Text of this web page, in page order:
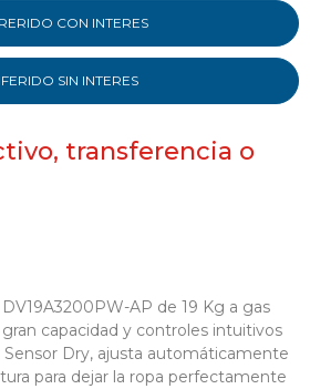
CON INTERES
SIN INTERES
transferencia o
AP de 19 Kg a gas
capacidad y controles intuitivos
Sensor Dry, ajusta automáticamente
para dejar la ropa perfectamente